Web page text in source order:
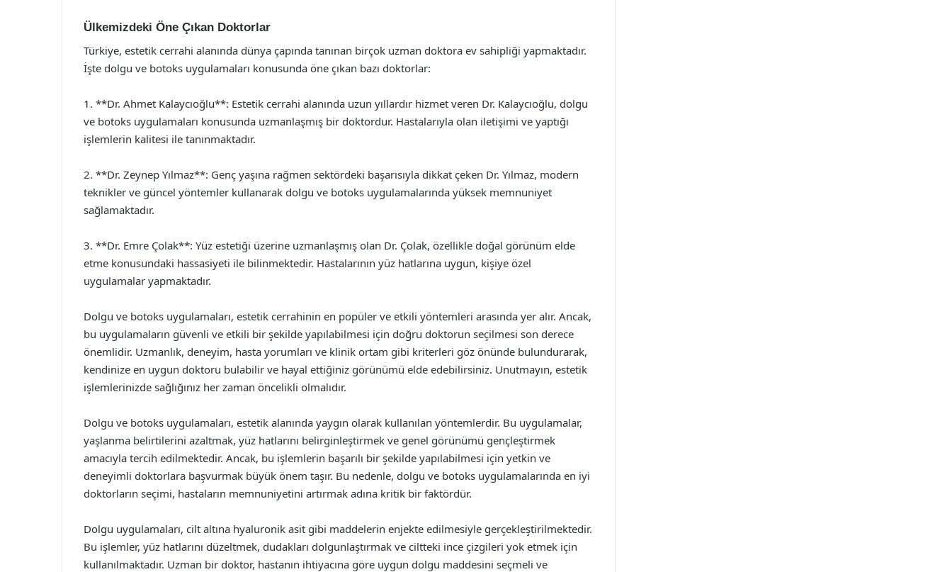
Ülkemizdeki Öne Çıkan Doktorlar
Türkiye, estetik cerrahi alanında dünya çapında tanınan birçok uzman doktora ev sahipliği yapmaktadır.
İşte dolgu ve botoks uygulamaları konusunda öne çıkan bazı doktorlar:
1. **Dr. Ahmet Kalaycıoğlu**: Estetik cerrahi alanında uzun yıllardır hizmet veren Dr. Kalaycıoğlu, dolgu
ve botoks uygulamaları konusunda uzmanlaşmış bir doktordur. Hastalarıyla olan iletişimi ve yaptığı
işlemlerin kalitesi ile tanınmaktadır.
2. **Dr. Zeynep Yılmaz**: Genç yaşına rağmen sektördeki başarısıyla dikkat çeken Dr. Yılmaz, modern
teknikler ve güncel yöntemler kullanarak dolgu ve botoks uygulamalarında yüksek memnuniyet
sağlamaktadır.
3. **Dr. Emre Çolak**: Yüz estetiği üzerine uzmanlaşmış olan Dr. Çolak, özellikle doğal görünüm elde
etme konusundaki hassasiyeti ile bilinmektedir. Hastalarının yüz hatlarına uygun, kişiye özel
uygulamalar yapmaktadır.
Dolgu ve botoks uygulamaları, estetik cerrahinin en popüler ve etkili yöntemleri arasında yer alır. Ancak,
bu uygulamaların güvenli ve etkili bir şekilde yapılabilmesi için doğru doktorun seçilmesi son derece
önemlidir. Uzmanlık, deneyim, hasta yorumları ve klinik ortam gibi kriterleri göz önünde bulundurarak,
kendinize en uygun doktoru bulabilir ve hayal ettiğiniz görünümü elde edebilirsiniz. Unutmayın, estetik
işlemlerinizde sağlığınız her zaman öncelikli olmalıdır.
Dolgu ve botoks uygulamaları, estetik alanında yaygın olarak kullanılan yöntemlerdir. Bu uygulamalar,
yaşlanma belirtilerini azaltmak, yüz hatlarını belirginleştirmek ve genel görünümü gençleştirmek
amacıyla tercih edilmektedir. Ancak, bu işlemlerin başarılı bir şekilde yapılabilmesi için yetkin ve
deneyimli doktorlara başvurmak büyük önem taşır. Bu nedenle, dolgu ve botoks uygulamalarında en iyi
doktorların seçimi, hastaların memnuniyetini artırmak adına kritik bir faktördür.
Dolgu uygulamaları, cilt altına hyaluronik asit gibi maddelerin enjekte edilmesiyle gerçekleştirilmektedir.
Bu işlemler, yüz hatlarını düzeltmek, dudakları dolgunlaştırmak ve ciltteki ince çizgileri yok etmek için
kullanılmaktadır. Uzman bir doktor, hastanın ihtiyacına göre uygun dolgu maddesini seçmeli ve